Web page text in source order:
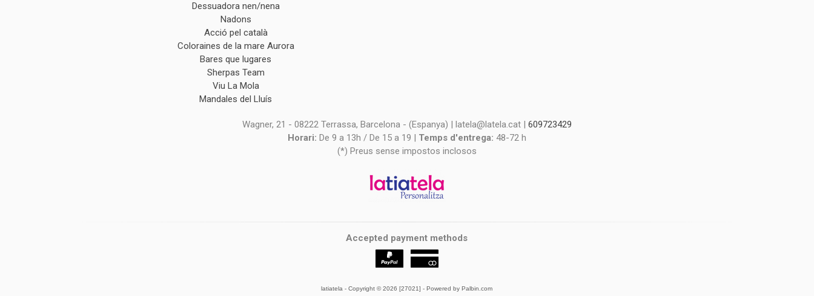
Dessuadora nen/nena
Nadons
Acció pel català
Coloraines de la mare Aurora
Bares que lugares
Sherpas Team
Viu La Mola
Mandales del Lluís
Wagner, 21 - 08222 Terrassa, Barcelona - (Espanya) | latela@latela.cat | 609723429
Horari: De 9 a 13h / De 15 a 19 | Temps d'entrega: 48-72 h
(*) Preus sense impostos inclosos
Accepted payment methods
latiatela - Copyright © 2026 [27021] - Powered by Palbin.com